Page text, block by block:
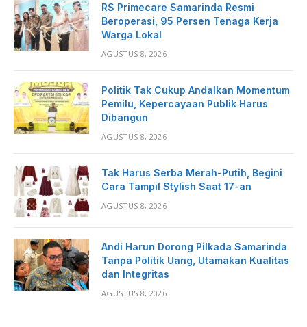
RS Primecare Samarinda Resmi
Beroperasi, 95 Persen Tenaga Kerja
Warga Lokal
AGUSTUS 8, 2026
Politik Tak Cukup Andalkan Momentum
Pemilu, Kepercayaan Publik Harus
Dibangun
AGUSTUS 8, 2026
Tak Harus Serba Merah-Putih, Begini
Cara Tampil Stylish Saat 17-an
AGUSTUS 8, 2026
Andi Harun Dorong Pilkada Samarinda
Tanpa Politik Uang, Utamakan Kualitas
dan Integritas
AGUSTUS 8, 2026